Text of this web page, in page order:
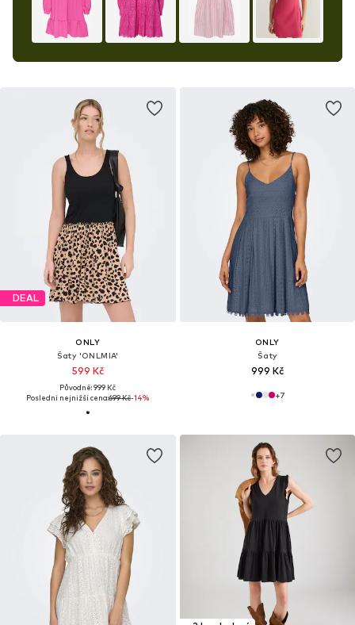
DEAL
ONLY
Šaty 'ONLMIA'
599 Kč
Původně: 999 Kč
Poslední nejnižší cena:699 Kč-14%
ONLY
Šaty
999 Kč
+7